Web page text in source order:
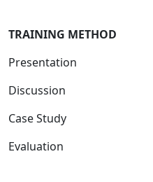
TRAINING METHOD
Presentation
Discussion
Case Study
Evaluation